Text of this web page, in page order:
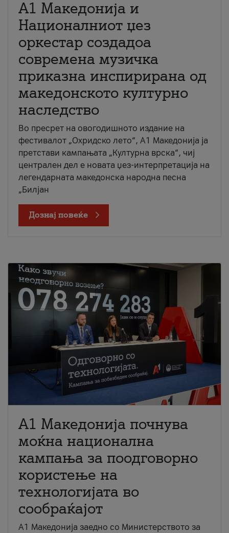
А1 Македонија и
Националниот џез
оркестар создадоа
современа музичка
приказна инспирирана од
македонското културно
наследство
Во пресрет на овогодишното издание на
фестивалот „Охридско лето“, А1 Македонија ја
претстави кампањата „Културна врска“, чиј
централен дел е новата џез-интерпретација на
легендарната македонска народна песна
„Билјан
Дознај повеќе
A1 Македонија почнува
моќна национална
кампања за поодговорно
користење на
технологијата во
сообраќајот
A1 Македонија заедно со Министерството за